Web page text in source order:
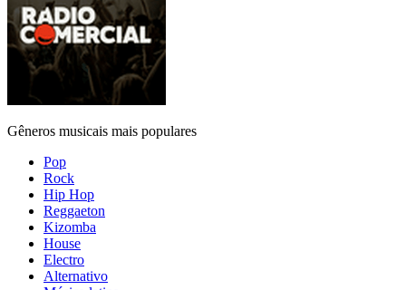
Gêneros musicais mais populares
Pop
Rock
Hip Hop
Reggaeton
Kizomba
House
Electro
Alternativo